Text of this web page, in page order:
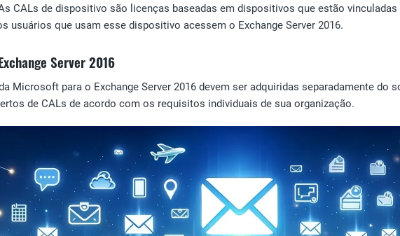
CALs de dispositivo são licenças baseadas em dispositivos que estão
usuários que usam esse dispositivo acessem o Exchange Server 2016.
Server 2016
Microsoft para o Exchange Server 2016 devem ser adquiridas separadamente do
de CALs de acordo com os requisitos individuais de sua organização.